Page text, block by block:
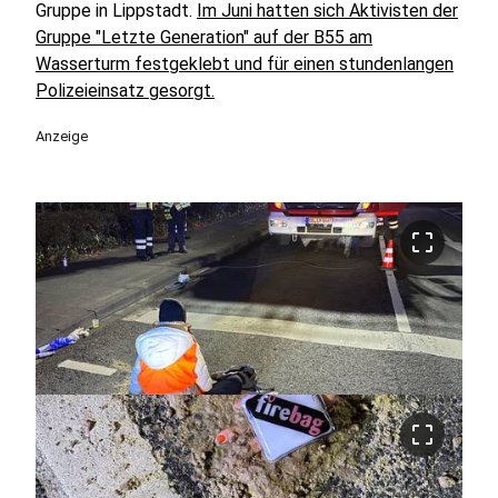
Gruppe in Lippstadt. Im Juni hatten sich Aktivisten der
Gruppe "Letzte Generation" auf der B55 am
Wasserturm festgeklebt und für einen stundenlangen
Polizeieinsatz gesorgt.
Anzeige
crop_free
crop_free